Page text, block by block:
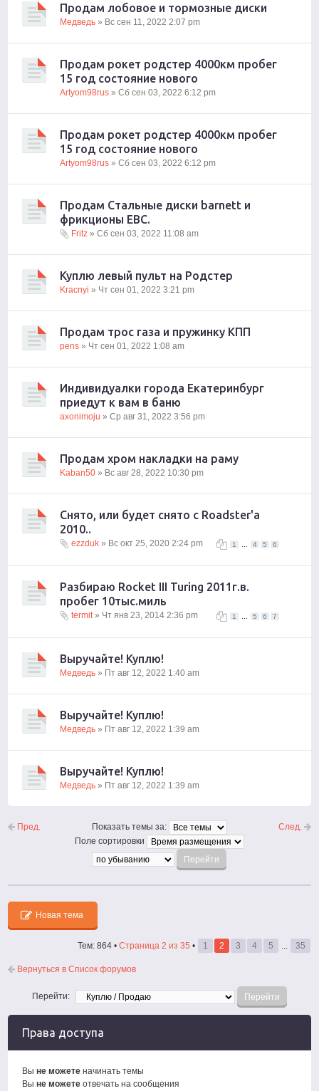
Продам лобовое и тормозные диски
Медведь » Вс сен 11, 2022 2:07 pm
Продам рокет родстер 4000км пробег
15 год состояние нового
Artyom98rus » Сб сен 03, 2022 6:12 pm
Продам рокет родстер 4000км пробег
15 год состояние нового
Artyom98rus » Сб сен 03, 2022 6:12 pm
Продам Стальные диски barnett и
фрикционы EBC.
Fritz » Сб сен 03, 2022 11:08 am
Куплю левый пульт на Родстер
Kracnyi » Чт сен 01, 2022 3:21 pm
Продам трос газа и пружинку КПП
pens » Чт сен 01, 2022 1:08 am
Индивидуалки города Екатеринбург
приедут к вам в баню
axonimoju » Ср авг 31, 2022 3:56 pm
Продам хром накладки на раму
Kaban50 » Вс авг 28, 2022 10:30 pm
Снято, или будет снято с Roadster'a
2010..
1 4 5 6
ezzduk » Вс окт 25, 2020 2:24 pm
Разбираю Rocket III Turing 2011г.в.
пробег 10тыс.миль
1 5 6 7
termit» Чт янв 23, 2014 2:36 pm
Выручайте! Куплю!
Медведь » Пт авг 12, 2022 1:40 am
Выручайте! Куплю!
Медведь » Пт авг 12, 2022 1:39 am
Выручайте! Куплю!
Медведь » Пт авг 12, 2022 1:39 am
Пред. След.
Показать темы за:
Поле сортировки
Новая тема
Тем: 864 • Страница 2 из 35 • 1 2 3 4 5 ... 35
Вернуться в Список форумов
Перейти:
Права доступа
Выне можете начинать темы
Выне можете отвечать на сообщения